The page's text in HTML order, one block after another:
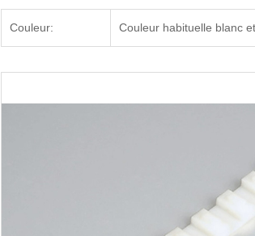
Couleur: Couleur habituelle blanc